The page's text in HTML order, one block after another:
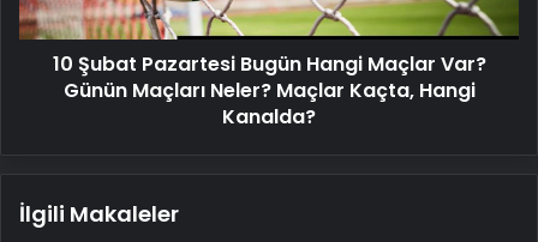
Günün
Maçları
Neler?
Maçlar
10 Şubat Pazartesi Bugün Hangi Maçlar Var?
Günün Maçları Neler? Maçlar Kaçta, Hangi
Kanalda?
İlgili Makaleler